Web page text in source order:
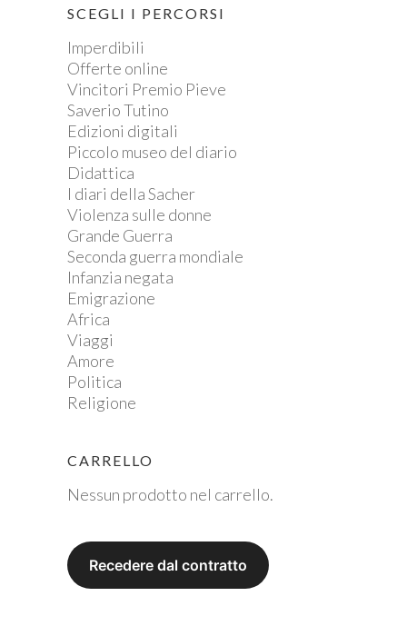
SCEGLI I PERCORSI
Imperdibili
Offerte online
Vincitori Premio Pieve
Saverio Tutino
Edizioni digitali
Piccolo museo del diario
Didattica
I diari della Sacher
Violenza sulle donne
Grande Guerra
Seconda guerra mondiale
Infanzia negata
Emigrazione
Africa
Viaggi
Amore
Politica
Religione
CARRELLO
Nessun prodotto nel carrello.